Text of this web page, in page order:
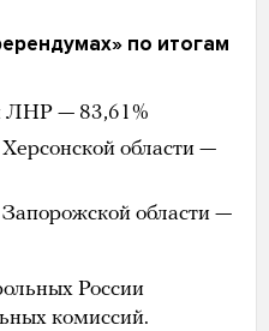
по итогам
ЛНР — 83,61%
области —
области —
России
комиссий.